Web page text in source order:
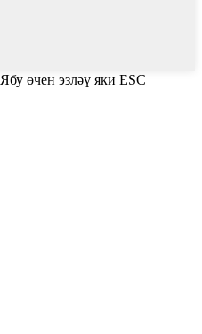
Ябу өчен эзләү яки ESC